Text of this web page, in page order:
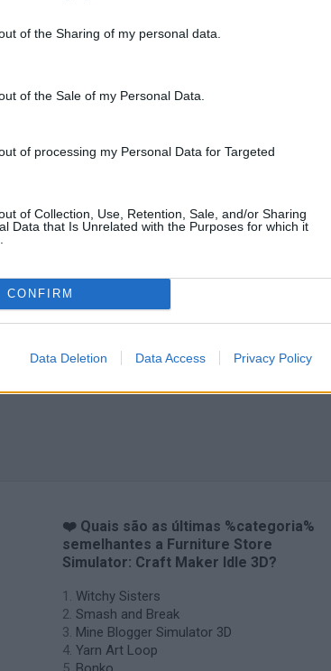
of the Sharing of my personal data.
of the Sale of my Personal Data.
of processing my Personal Data for Targeted
of Collection, Use, Retention, Sale, and/or Sharing
Data that Is Unrelated with the Purposes for which it
CONFIRM
Data Deletion Data Access Privacy Policy
Mine Blogger Simulator 3D Yarn Art Loop
Inn Over Your Head BFDI: Branches
❤️ Quais são as últimas %categoria%
semelhantes a Furniture Store
Simulator: Craft Maker Idle 3D?
Witchy Sisters
Smash and Break
Mine Blogger Simulator 3D
Yarn Art Loop